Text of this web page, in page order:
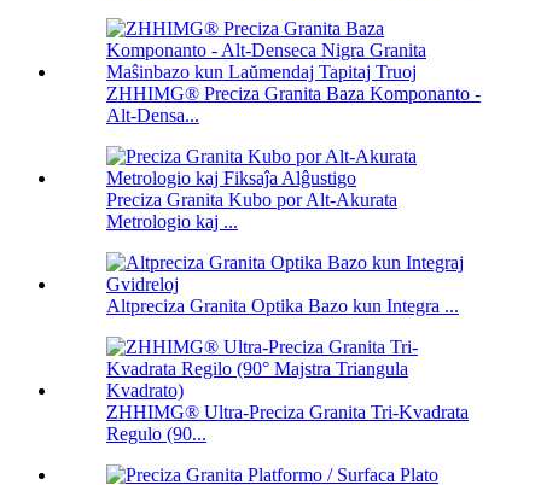
ZHHIMG® Preciza Granita Baza Komponanto -
Alt-Densa...
Preciza Granita Kubo por Alt-Akurata
Metrologio kaj ...
Altpreciza Granita Optika Bazo kun Integra ...
ZHHIMG® Ultra-Preciza Granita Tri-Kvadrata
Regulo (90...